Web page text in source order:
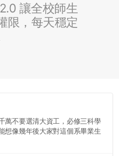
讓全校師生
限，每天穩定
萬不要選清大資工，必修三科學
想像幾年後大家對這個系畢業生